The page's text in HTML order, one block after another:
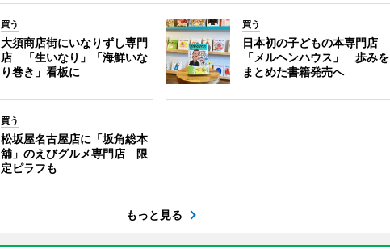
買う
大須商店街にいなりずし専門
店 「生いなり」「海鮮いな
り巻き」看板に
買う
日本初の子どもの本専門店
「メルヘンハウス」 歩みを
まとめた書籍発売へ
買う
松坂屋名古屋店に「坂角総本
舖」のえびグルメ専門店 限
定ピラフも
もっと見る